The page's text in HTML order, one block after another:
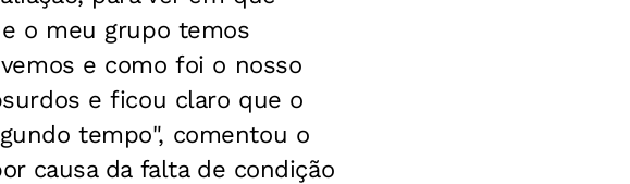
o meu grupo temos
e como foi o nosso
e ficou claro que o
tempo", comentou o
causa da falta de condição